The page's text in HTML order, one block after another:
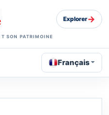
SON PATRIMOINE
Explorer→
Français